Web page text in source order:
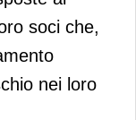
soci che,
nei loro